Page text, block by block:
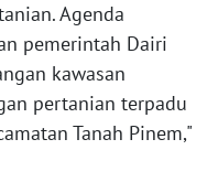
Agenda
pemerintah Dairi
kawasan
pertanian terpadu
Tanah Pinem,"